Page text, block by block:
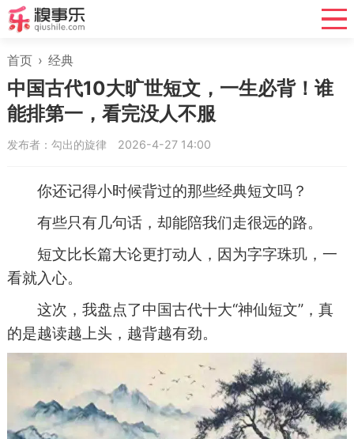
首页 › 经典
中国古代10大旷世短文，一生必背！谁
能排第一，看完没人不服
发布者：勾出的旋律 2026-4-27 14:00
你还记得小时候背过的那些经典短文吗？
有些只有几句话，却能陪我们走很远的路。
短文比长篇大论更打动人，因为字字珠玑，一
看就入心。
这次，我盘点了中国古代十大“神仙短文”，真
的是越读越上头，越背越有劲。